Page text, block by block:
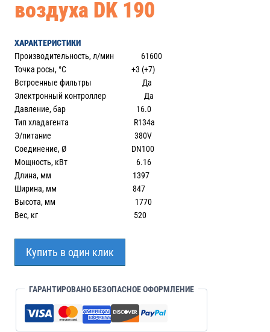
воздуха DK 190
ХАРАКТЕРИСТИКИ
Производительность, л/мин 61600
Точка росы, °С +3 (+7)
Встроенные фильтры Да
Электронный контроллер Да
Давление, бар 16.0
Тип хладагента R134a
Э/питание 380V
Соединение, Ø DN100
Мощность, кВт 6.16
Длина, мм 1397
Ширина, мм 847
Высота, мм 1770
Вес, кг 520
Купить в один клик
ГАРАНТИРОВАНО БЕЗОПАСНОЕ ОФОРМЛЕНИЕ